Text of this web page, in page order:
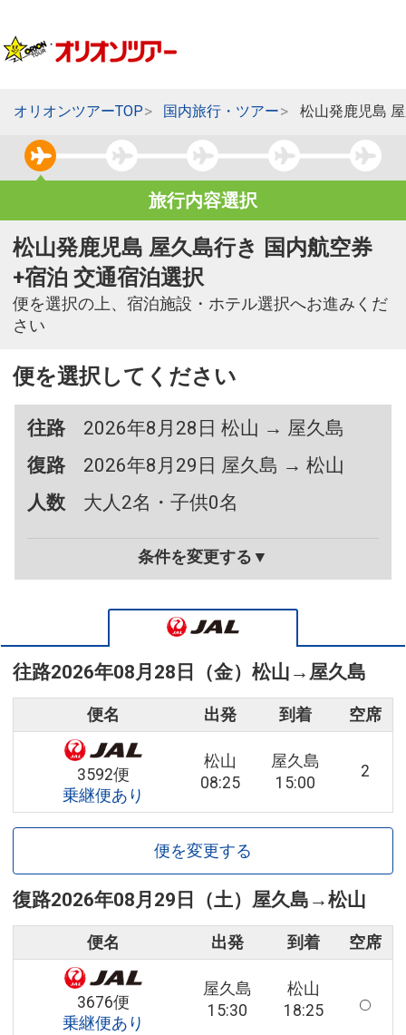
オリオンツアーTOP 国内旅行・ツアー 松山発鹿児島
旅行内容選択
松山発鹿児島 屋久島行き 国内航空券
+宿泊 交通宿泊選択
便を選択の上、宿泊施設・ホテル選択へお進みくだ
さい
便を選択してください
往路
2026年8月28日 松山 → 屋久島
復路
2026年8月29日 屋久島 → 松山
人数
大人2名・子供0名
条件を変更する▼
往路2026年08月28日（金） 松山 → 屋久島
便名 出発 到着 空席
3592便
乗継便あり
松山
08:25
屋久島
15:00
2
便を変更する
復路2026年08月29日（土） 屋久島 →松山
便名 出発 到着 空席
3676便
乗継便あり
屋久島
15:30
松山
18:25